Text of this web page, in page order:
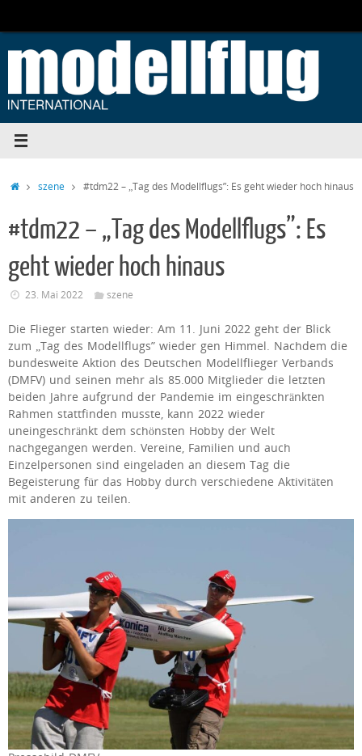
Startszene #tdm22 – „Tag des Modellflugs”: Es geht wieder hoch hinaus
#tdm22 – „Tag des Modellflugs”: Es
geht wieder hoch hinaus
23. Mai 2022 szene
Die Flieger starten wieder: Am 11. Juni 2022 geht der Blick
zum „Tag des Modellflugs” wieder gen Himmel. Nachdem die
bundesweite Aktion des Deutschen Modellflieger Verbands
(DMFV) und seinen mehr als 85.000 Mitglieder die letzten
beiden Jahre aufgrund der Pandemie im eingeschränkten
Rahmen stattfinden musste, kann 2022 wieder
uneingeschränkt dem schönsten Hobby der Welt
nachgegangen werden. Vereine, Familien und auch
Einzelpersonen sind eingeladen an diesem Tag die
Begeisterung für das Hobby durch verschiedene Aktivitäten
mit anderen zu teilen.